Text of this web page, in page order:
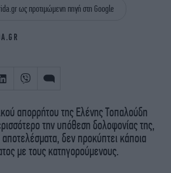
ΖΩΔΙΑ
ως προτιμώμενη πηγή στη Google
απορρήτου της Ελένης Τοπαλούδη
την υπόθεση δολοφονίας της,
δεν προκύπτει κάποια
με τους κατηγορούμενους.